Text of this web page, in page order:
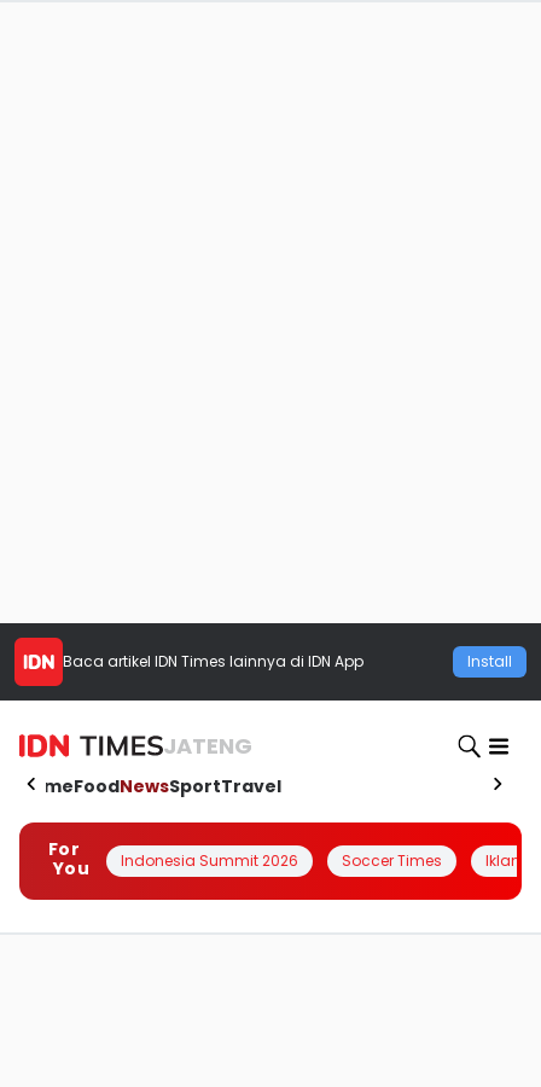
Baca artikel IDN Times lainnya di IDN App Install
JATENG
HomeFoodNewsSportTravel
For
You
Indonesia Summit 2026 Soccer Times Iklanin